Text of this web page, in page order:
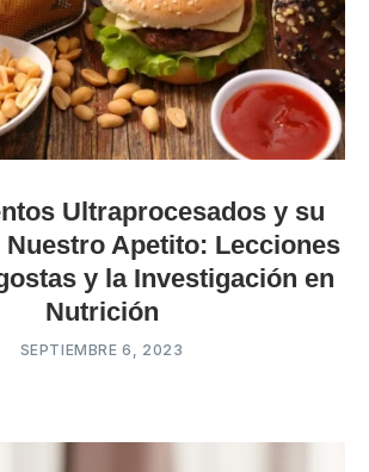
Ultraprocesados y su
Nuestro Apetito: Lecciones
y la Investigación en
Nutrición
SEPTIEMBRE 6, 2023